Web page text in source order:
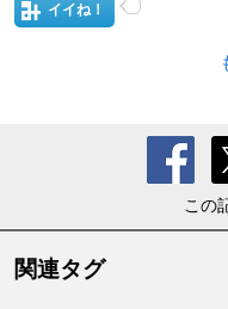
イイね！
この
関連タグ